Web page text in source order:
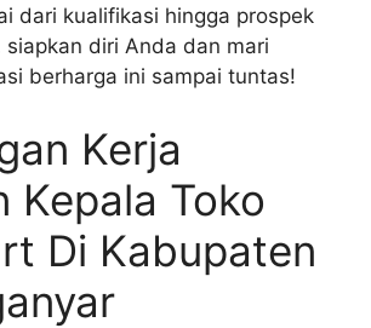
dari kualifikasi hingga prospek
siapkan diri Anda dan mari
berharga ini sampai tuntas!
Kerja
Kepala Toko
Di Kabupaten